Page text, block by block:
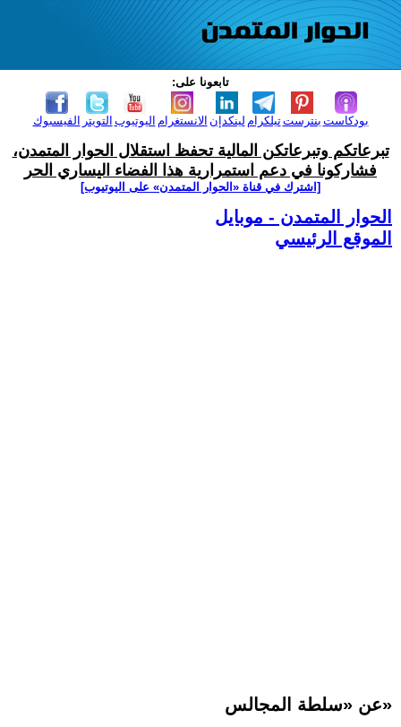
تابعونا على:
الفيسبوك التويتر اليوتيوب الانستغرام لينكدإن تيلكرامبنترست بودكاست
تبرعاتكم وتبرعاتكن المالية تحفظ استقلال الحوار المتمدن،
فشاركونا في دعم استمرارية هذا الفضاء اليساري الحر
[اشترك في قناة ‫«الحوار المتمدن» على اليوتيوب]
الحوار المتمدن - موبايل
الموقع الرئيسي
عن «سلطة المجالس»